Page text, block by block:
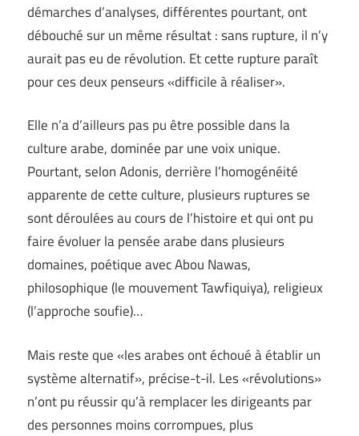
démarches d’analyses, différentes pourtant, ont
débouché sur un même résultat : sans rupture, il n’y
aurait pas eu de révolution. Et cette rupture paraît
pour ces deux penseurs «difficile à réaliser».
Elle n’a d’ailleurs pas pu être possible dans la
culture arabe, dominée par une voix unique.
Pourtant, selon Adonis, derrière l’homogénéité
apparente de cette culture, plusieurs ruptures se
sont déroulées au cours de l’histoire et qui ont pu
faire évoluer la pensée arabe dans plusieurs
domaines, poétique avec Abou Nawas,
philosophique (le mouvement Tawfiquiya), religieux
(l’approche soufie)…
Mais reste que «les arabes ont échoué à établir un
système alternatif», précise-t-il. Les «révolutions»
n’ont pu réussir qu’à remplacer les dirigeants par
des personnes moins corrompues, plus